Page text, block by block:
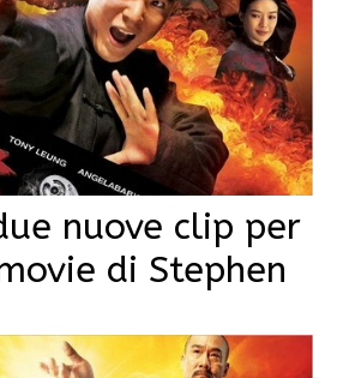
nuove clip per
di Stephen